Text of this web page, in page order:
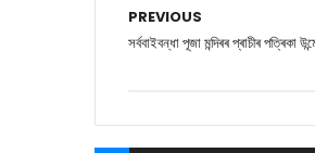
PREVIOUS
সৰ্ববাইবন্ধা পূজা মন্দিৰৰ প্ৰাচীৰ পত্ৰিকা